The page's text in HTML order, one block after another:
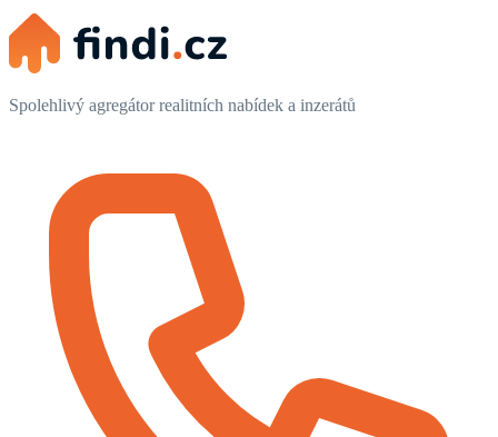
Spolehlivý agregátor realitních nabídek a inzerátů